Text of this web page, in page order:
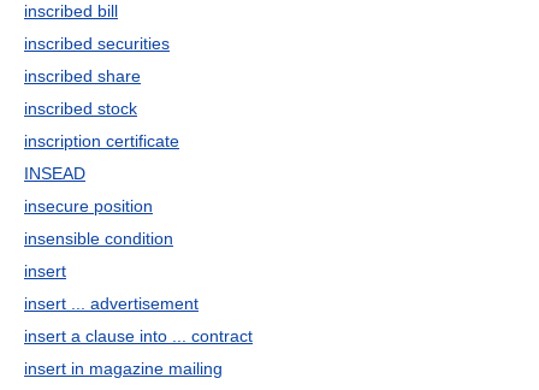
inscribed bill
inscribed securities
inscribed share
inscribed stock
inscription certificate
INSEAD
insecure position
insensible condition
insert
insert ... advertisement
insert a clause into ... contract
insert in magazine mailing